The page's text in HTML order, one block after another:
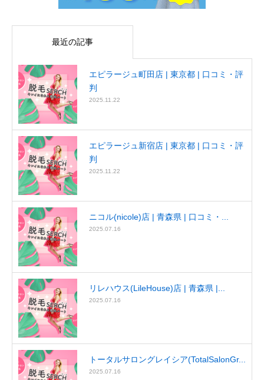
最近の記事
エピラージュ町田店 | 東京都 | 口コミ・評
判
2025.11.22
エピラージュ新宿店 | 東京都 | 口コミ・評
判
2025.11.22
ニコル(nicole)店 | 青森県 | 口コミ・...
2025.07.16
リレハウス(LileHouse)店 | 青森県 |...
2025.07.16
トータルサロングレイシア(TotalSalonGr...
2025.07.16